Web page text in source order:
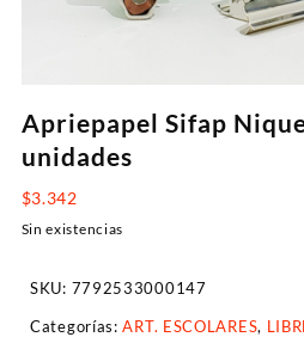
Apriepapel Sifap
unidades
$3.342
Sin existencias
SKU: 7792533000147
Categorías:ART. ESCOLARES,